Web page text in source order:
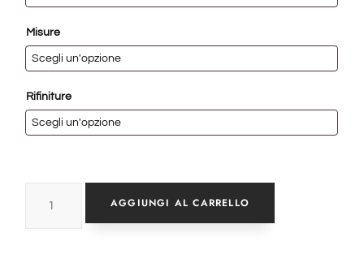
Misure
Rifiniture
AGGIUNGI AL CARRELLO